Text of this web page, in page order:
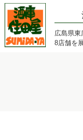
広島県東
8店舗を